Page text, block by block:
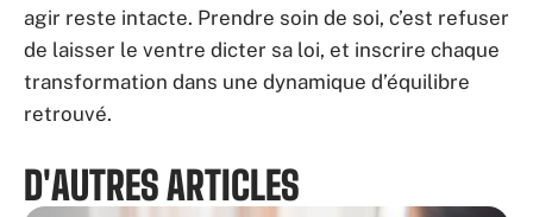
agir reste intacte. Prendre soin de soi, c’est refuser
de laisser le ventre dicter sa loi, et inscrire chaque
transformation dans une dynamique d’équilibre
retrouvé.
D'AUTRES ARTICLES